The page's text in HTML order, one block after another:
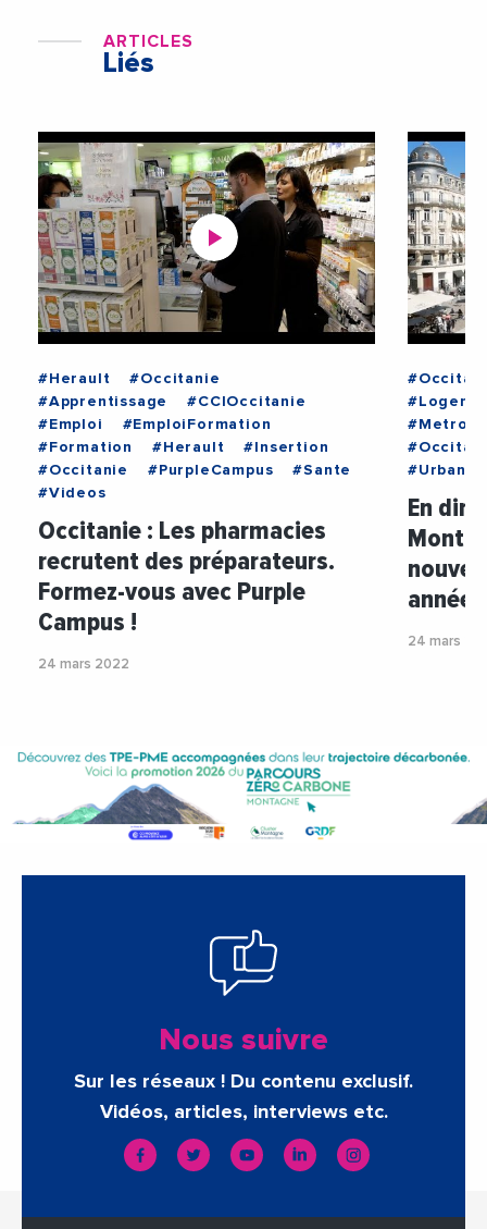
ARTICLES
Liés
#Herault
#Occitanie
#Apprentissage
#CCIOccitanie
#Emploi
#EmploiFormation
#Formation
#Herault
#Insertion
#Occitanie
#PurpleCampus
#Sante
#Videos
Occitanie : Les pharmacies
recrutent des préparateurs.
Formez-vous avec Purple
Campus !
24 mars 2022
En
24 mars
Nous suivre
Sur les réseaux ! Du contenu exclusif.
Vidéos, articles, interviews etc.